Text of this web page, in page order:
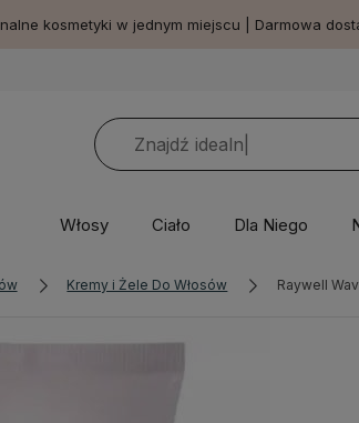
kosmetyki w jednym miejscu | Darmowa
Włosy Ciało Dla Niego
Kremy i Żele Do Włosów Raywell